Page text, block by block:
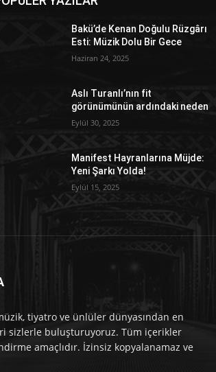
Bakü’de Kenan Doğulu Rüzgârı
Esti: Müzik Dolu Bir Gece
Haziran 24, 2025
Aslı Turanlı’nın fit
görünümünün ardındaki neden
Eylül 30, 2025
Manifest Hayranlarına Müjde:
Yeni Şarkı Yolda!
Eylül 15, 2025
tiyatro ve ünlüler dünyasından en
sizlerle buluşturuyoruz. Tüm içerikler
amaçlıdır. İzinsiz kopyalanamaz ve